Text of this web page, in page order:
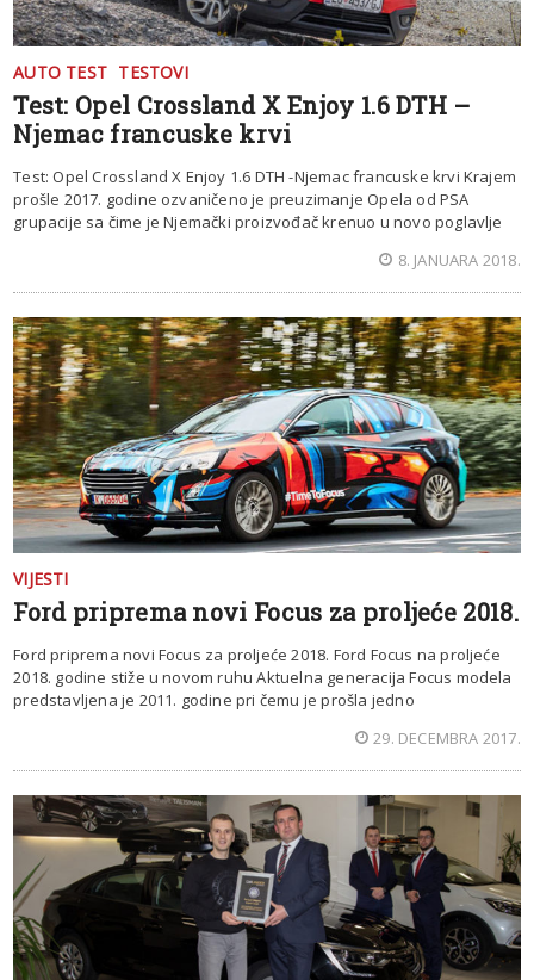
AUTO TEST TESTOVI
Test: Opel Crossland X Enjoy 1.6 DTH –
Njemac francuske krvi
Test: Opel Crossland X Enjoy 1.6 DTH -Njemac francuske krvi Krajem
prošle 2017. godine ozvaničeno je preuzimanje Opela od PSA
grupacije sa čime je Njemački proizvođač krenuo u novo poglavlje
8. JANUARA 2018.
VIJESTI
Ford priprema novi Focus za proljeće 2018.
Ford priprema novi Focus za proljeće 2018. Ford Focus na proljeće
2018. godine stiže u novom ruhu Aktuelna generacija Focus modela
predstavljena je 2011. godine pri čemu je prošla jedno
29. DECEMBRA 2017.